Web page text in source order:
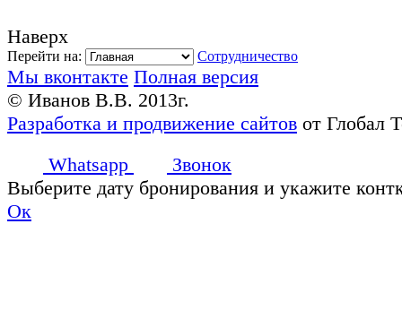
Наверх
Перейти на: Сотрудничество
Мы вконтакте Полная версия
© Иванов В.В. 2013г.
Разработка и продвижение сайтов от Глобал
Whatsapp
Звонок
Выберите дату бронирования и укажите
Ок